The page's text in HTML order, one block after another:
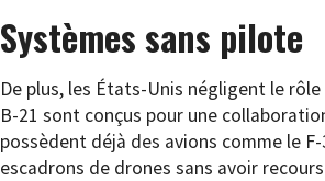
Systèmes sans pilote
De plus, les États-Unis négligent le
B-21 sont conçus pour une
possèdent déjà des avions comme le
escadrons de drones sans avoir